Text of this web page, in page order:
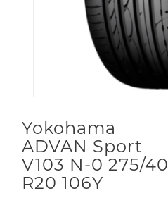
Yokohama
ADVAN Sport
V103 N-0 275/40
R20 106Y